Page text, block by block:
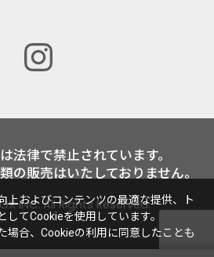
法律で禁止されています。
の販売はいたしておりません。
INC. All Rights Reserved.
上およびコンテンツの最適な提供、ト
てCookieを使用しています。
場合、Cookieの利用に同意したことも